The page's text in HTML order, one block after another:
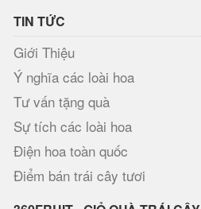
TIN TỨC
Giới Thiệu
Ý nghĩa các loài hoa
Tư vấn tặng quà
Sự tích các loài hoa
Điện hoa toàn quốc
Điểm bán trái cây tươi